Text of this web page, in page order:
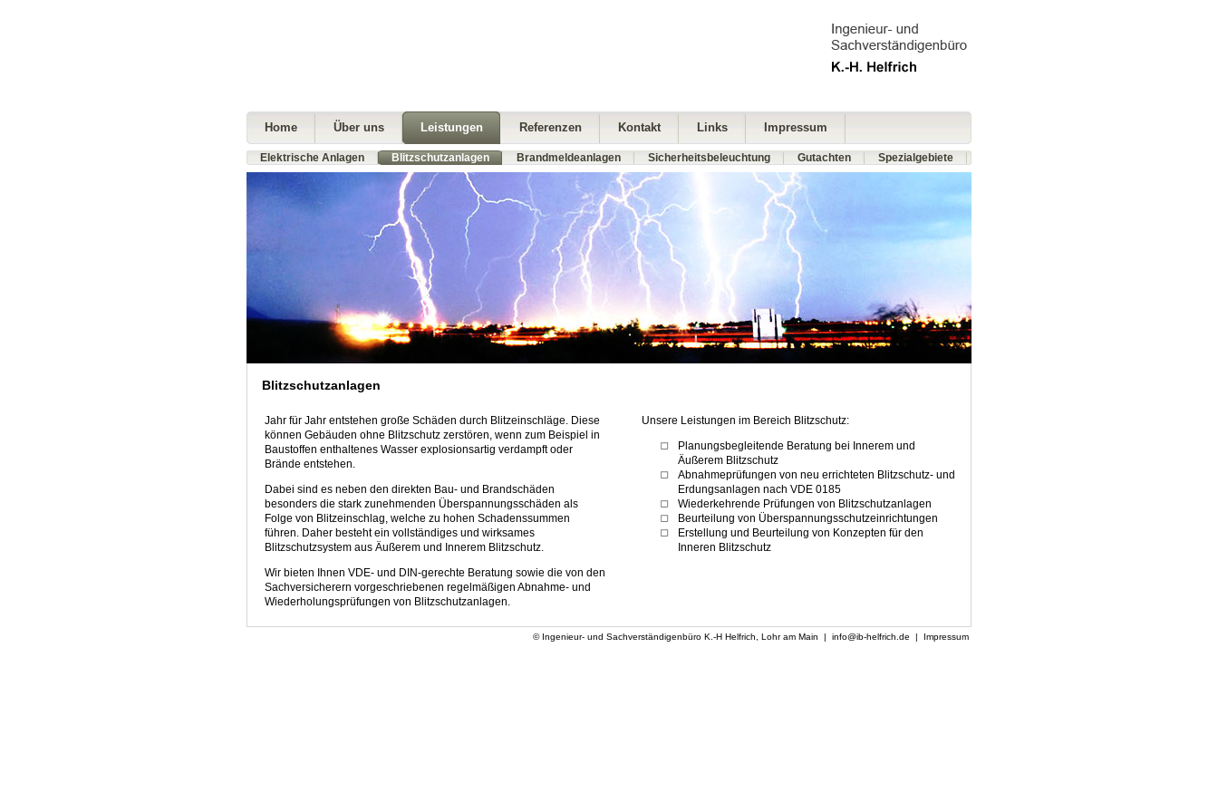
Home Über uns Leistungen Referenzen Kontakt Links Impressum
Elektrische Anlagen Blitzschutzanlagen Brandmeldeanlagen Sicherheitsbeleuchtung Gutachten Spezialgebiete
Blitzschutzanlagen
Jahr für Jahr entstehen große Schäden durch Blitzeinschläge. Diese
können Gebäuden ohne Blitzschutz zerstören, wenn zum Beispiel in
Baustoffen enthaltenes Wasser explosionsartig verdampft oder
Brände entstehen.
Dabei sind es neben den direkten Bau- und Brandschäden
besonders die stark zunehmenden Überspannungsschäden als
Folge von Blitzeinschlag, welche zu hohen Schadenssummen
führen. Daher besteht ein vollständiges und wirksames
Blitzschutzsystem aus Äußerem und Innerem Blitzschutz.
Wir bieten Ihnen VDE- und DIN-gerechte Beratung sowie die von den
Sachversicherern vorgeschriebenen regelmäßigen Abnahme- und
Wiederholungsprüfungen von Blitzschutzanlagen.
Unsere Leistungen im Bereich Blitzschutz:
Planungsbegleitende Beratung bei Innerem und
Äußerem Blitzschutz
Abnahmeprüfungen von neu errichteten Blitzschutz- und
Erdungsanlagen nach VDE 0185
Wiederkehrende Prüfungen von Blitzschutzanlagen
Beurteilung von Überspannungsschutzeinrichtungen
Erstellung und Beurteilung von Konzepten für den
Inneren Blitzschutz
© Ingenieur- und Sachverständigenbüro K.-H Helfrich, Lohr am Main | info@ib-helfrich.de | Impressum